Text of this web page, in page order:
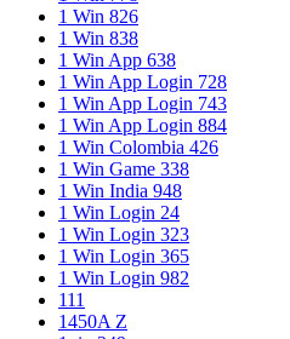
1 Win 826
1 Win 838
1 Win App 638
1 Win App Login 728
1 Win App Login 743
1 Win App Login 884
1 Win Colombia 426
1 Win Game 338
1 Win India 948
1 Win Login 24
1 Win Login 323
1 Win Login 365
1 Win Login 982
111
1450A Z